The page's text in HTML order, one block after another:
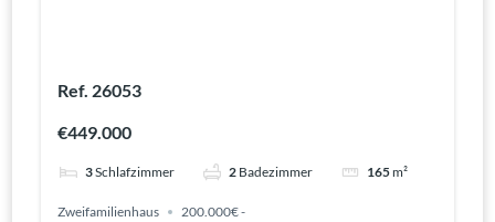
Ref. 26053
€449.000
3Schlafzimmer 2 Badezimmer 165m²
Zweifamilienhaus 200.000€ -